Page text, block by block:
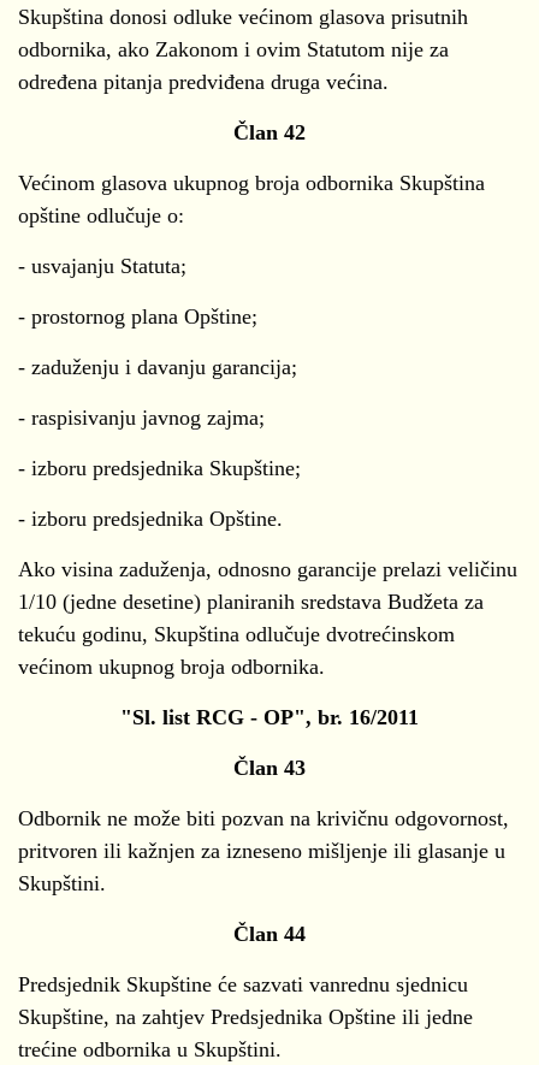
Skupština donosi odluke većinom glasova prisutnih
odbornika, ako Zakonom i ovim Statutom nije za
određena pitanja predviđena druga većina.
Član 42
Većinom glasova ukupnog broja odbornika Skupština
opštine odlučuje o:
- usvajanju Statuta;
- prostornog plana Opštine;
- zaduženju i davanju garancija;
- raspisivanju javnog zajma;
- izboru predsjednika Skupštine;
- izboru predsjednika Opštine.
Ako visina zaduženja, odnosno garancije prelazi veličinu
1/10 (jedne desetine) planiranih sredstava Budžeta za
tekuću godinu, Skupština odlučuje dvotrećinskom
većinom ukupnog broja odbornika.
"Sl. list RCG - OP", br. 16/2011
Član 43
Odbornik ne može biti pozvan na krivičnu odgovornost,
pritvoren ili kažnjen za izneseno mišljenje ili glasanje u
Skupštini.
Član 44
Predsjednik Skupštine će sazvati vanrednu sjednicu
Skupštine, na zahtjev Predsjednika Opštine ili jedne
trećine odbornika u Skupštini.